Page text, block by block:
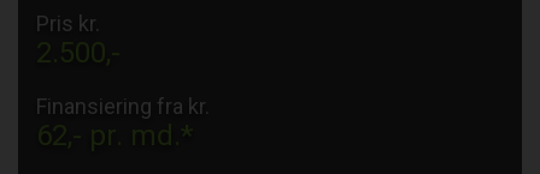
Pris kr.
2.500,-
Finansiering fra kr.
62,- pr. md.*